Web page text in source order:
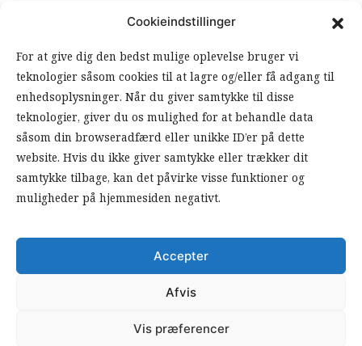
Cookieindstillinger
For at give dig den bedst mulige oplevelse bruger vi
teknologier såsom cookies til at lagre og/eller få adgang til
enhedsoplysninger. Når du giver samtykke til disse
teknologier, giver du os mulighed for at behandle data
såsom din browseradfærd eller unikke ID’er på dette
website. Hvis du ikke giver samtykke eller trækker dit
samtykke tilbage, kan det påvirke visse funktioner og
muligheder på hjemmesiden negativt.
Accepter
Afvis
Vis præferencer
ANSVARSHAVENDE REDAKTØR
OM ARBEJDEREN
SOUNDCLOUD RSS FEEDS
FØLG ARBEJDEREN